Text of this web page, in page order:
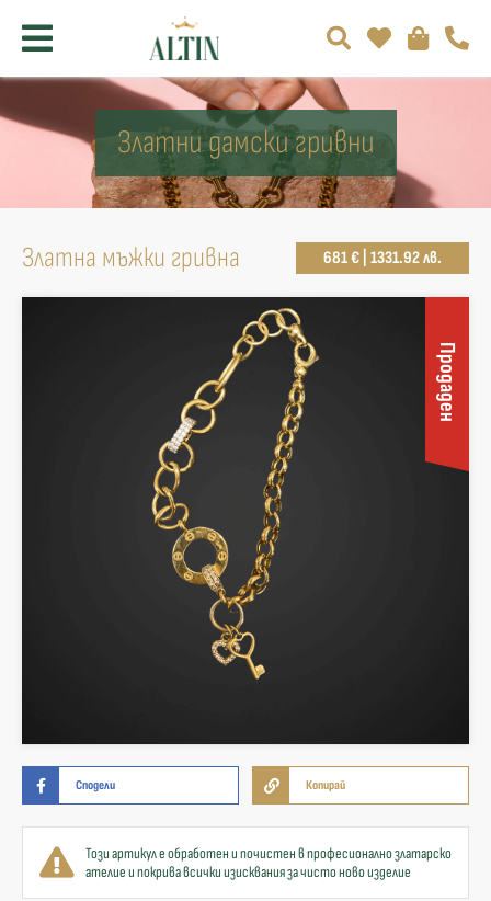
Златни дамски гривни
Златна мъжки гривна 681 € | 1331.92 лв.
Продаден
Сподели Копирай
Този артикул е обработен и почистен в професионално златарско
ателие и покрива всички изисквания за чисто ново изделие